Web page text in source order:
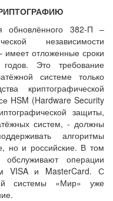
обновлённого 382-П –
независимости
имеет отложенные сроки
Это требование
системе только
криптографической
HSM (Hardware Security
защиты,
систем, ‑ должны
алгоритмы
но и российские. В том
операции
VISA и MasterCard. С
системы «Мир» уже